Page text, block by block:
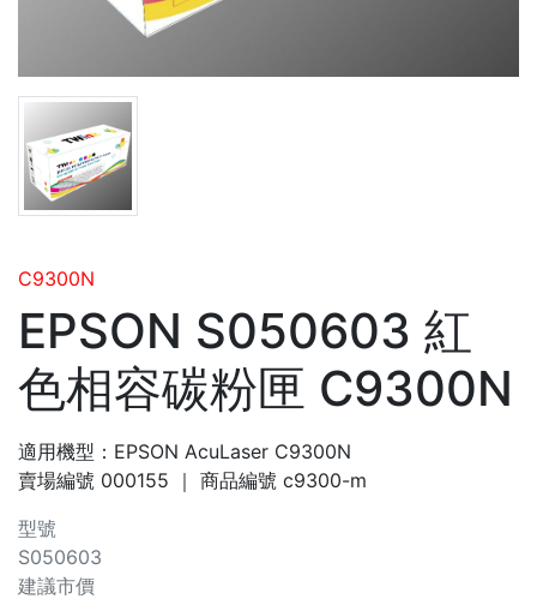
C9300N
EPSON S050603 紅
色相容碳粉匣 C9300N
適用機型：EPSON AcuLaser C9300N
賣場編號 000155 ｜ 商品編號 c9300-m
型號
S050603
建議市價